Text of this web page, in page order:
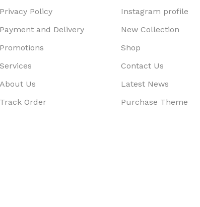
Privacy Policy
Payment and Delivery
Promotions
Services
About Us
Track Order
Instagram profile
New Collection
Shop
Contact Us
Latest News
Purchase Theme